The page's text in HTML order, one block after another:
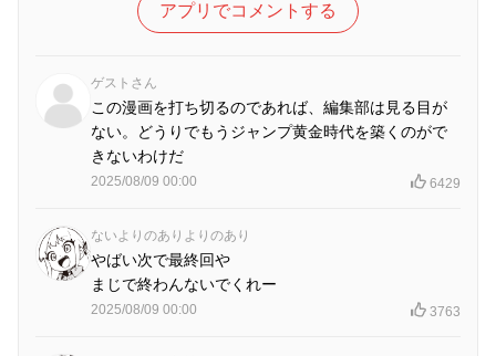
アプリでコメントする
ゲストさん
この漫画を打ち切るのであれば、編集部は見る目が
ない。どうりでもうジャンプ黄金時代を築くのがで
きないわけだ
2025/08/09 00:00 6429
ないよりのありよりのあり
やばい次で最終回や
まじで終わんないでくれー
2025/08/09 00:00 3763